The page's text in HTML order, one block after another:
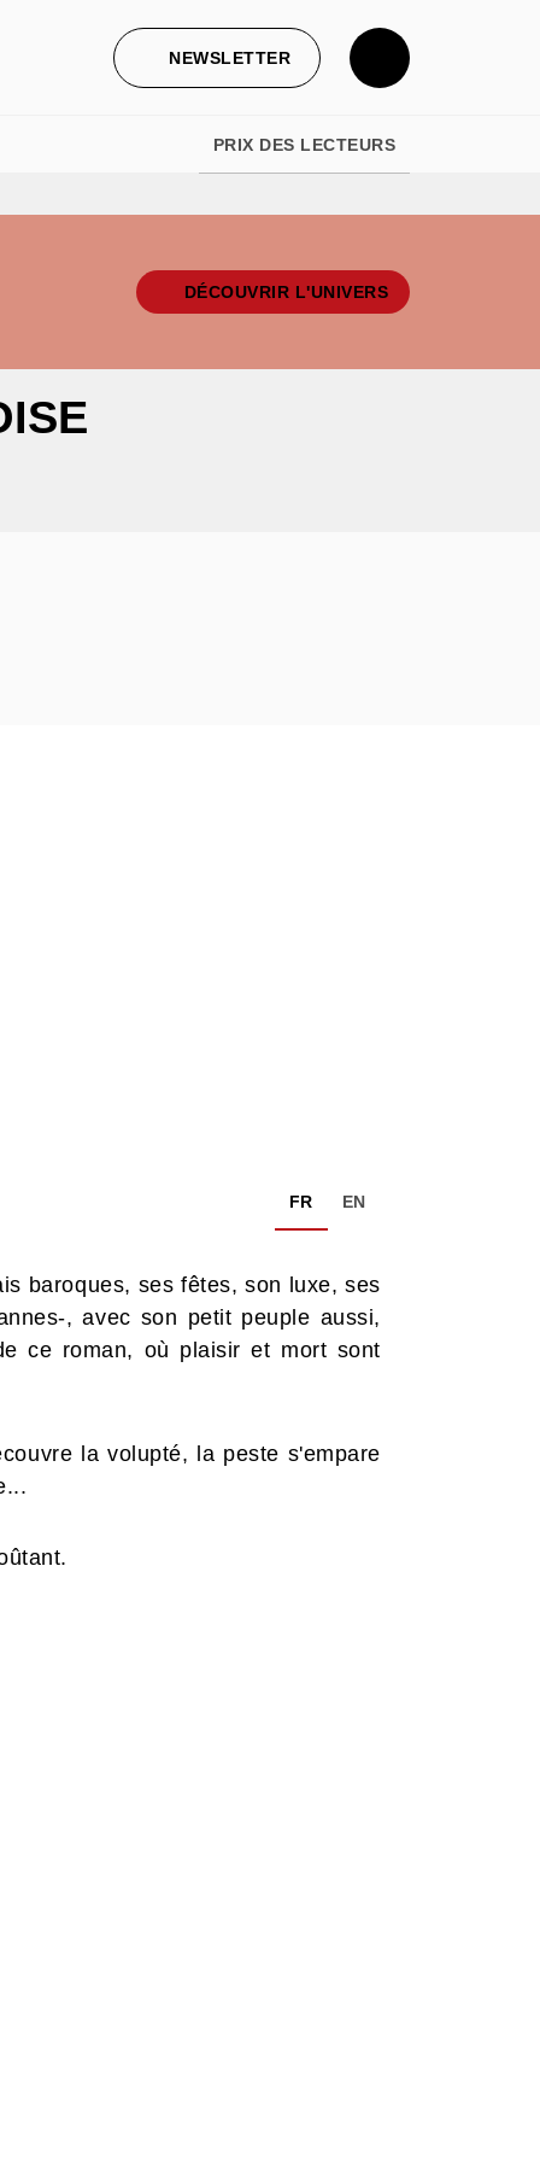
NEWSLETTER
PRIX DES LECTEURS
DÉCOUVRIR L'UNIVERS
FR EN
baroques, ses fêtes, son luxe, ses
, avec son petit peuple aussi,
ce roman, où plaisir et mort sont
la volupté, la peste s'empare
envoûtant.